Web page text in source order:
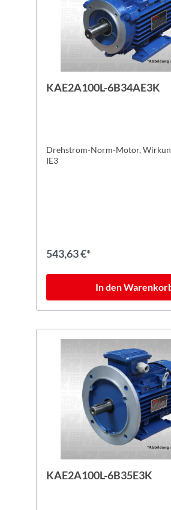
KAE2A100L-6B34AE3K
Drehstrom-Norm-Motor,
IE3
543,63 €*
In den
KAE2A100L-6B35E3K